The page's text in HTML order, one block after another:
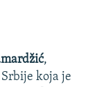
,
koja je